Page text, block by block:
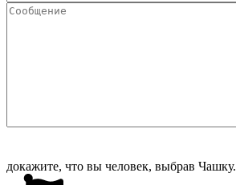
докажите, что вы человек, выбрав Чашку.